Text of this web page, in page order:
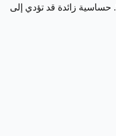
1. الغرور نتيجة للثقة الزائدة في النفس. 2. عدم احترام آراء الآخرين وصعوبة الاقتناع بآراءهم. 3. صعوبة في تقبل الانتقادات والتعامل مع آراء الآخرين. 4. انطوائيَّة ورغبة في العزلة. 5. حساسية زائدة قد تؤدي إلى